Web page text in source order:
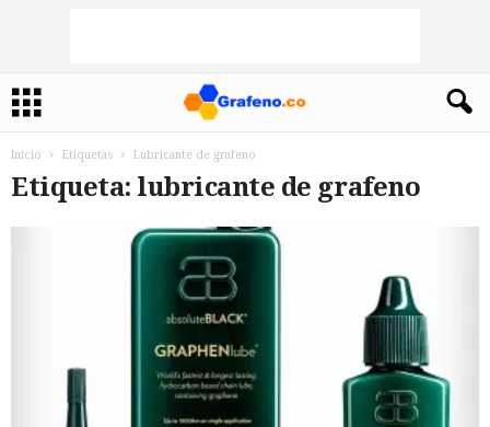
Inicio Etiquetas Lubricante de grafeno
Etiqueta: lubricante de grafeno